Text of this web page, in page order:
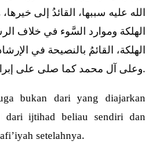
الله عليه سببها، القائدُ إلى
الهلكة وموارد السَّوء في خلاف
الهلكة، القائمُ بالنصيحة في
وعلى آل محمد كما صلى على إبراهيم وآل إبراهيم إنه حميد.
bukan dari yang diajarkan
dari ijtihad beliau sendiri dan
setelahnya.